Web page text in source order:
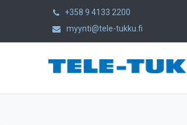
+358 9 4133 2200
myynti@tele-tukku.fi